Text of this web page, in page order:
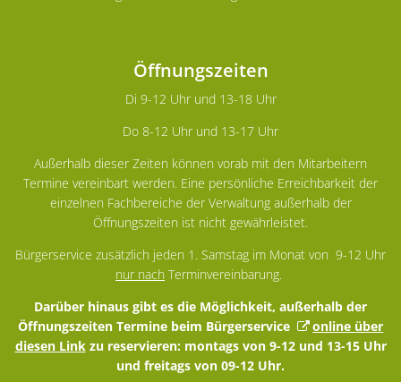
Öffnungszeiten
Di 9-12 Uhr und 13-18 Uhr
Do 8-12 Uhr und 13-17 Uhr
Außerhalb dieser Zeiten können vorab mit den Mitarbeitern
Termine vereinbart werden. Eine persönliche Erreichbarkeit der
einzelnen Fachbereiche der Verwaltung außerhalb der
Öffnungszeiten ist nicht gewährleistet.
Bürgerservice zusätzlich jeden 1. Samstag im Monat von 9-12 Uhr
nur nach Terminvereinbarung.
Darüber hinaus gibt es die Möglichkeit, außerhalb der
Öffnungszeiten Termine beim Bürgerservice
online über
diesen Linkzu reservieren: montags von 9-12 und 13-15 Uhr
und freitags von 09-12 Uhr.